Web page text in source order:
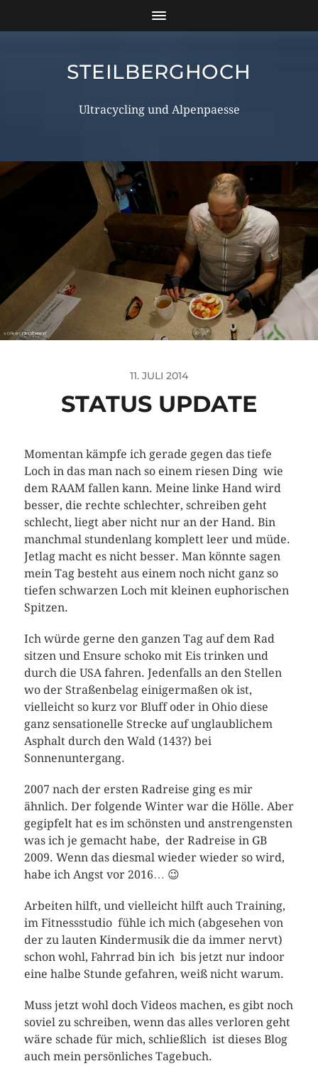
STEILBERGHOCH
Ultracycling und Alpenpaesse
11. JULI 2014
STATUS UPDATE
Momentan kämpfe ich gerade gegen das tiefe
Loch in das man nach so einem riesen Ding wie
dem RAAM fallen kann. Meine linke Hand wird
besser, die rechte schlechter, schreiben geht
schlecht, liegt aber nicht nur an der Hand. Bin
manchmal stundenlang komplett leer und müde.
Jetlag macht es nicht besser. Man könnte sagen
mein Tag besteht aus einem noch nicht ganz so
tiefen schwarzen Loch mit kleinen euphorischen
Spitzen.
Ich würde gerne den ganzen Tag auf dem Rad
sitzen und Ensure schoko mit Eis trinken und
durch die USA fahren. Jedenfalls an den Stellen
wo der Straßenbelag einigermaßen ok ist,
vielleicht so kurz vor Bluff oder in Ohio diese
ganz sensationelle Strecke auf unglaublichem
Asphalt durch den Wald (143?) bei
Sonnenuntergang.
2007 nach der ersten Radreise ging es mir
ähnlich. Der folgende Winter war die Hölle. Aber
gegipfelt hat es im schönsten und anstrengensten
was ich je gemacht habe, der Radreise in GB
2009. Wenn das diesmal wieder wieder so wird,
habe ich Angst vor 2016… 😉
Arbeiten hilft, und vielleicht hilft auch Training,
im Fitnessstudio fühle ich mich (abgesehen von
der zu lauten Kindermusik die da immer nervt)
schon wohl, Fahrrad bin ich bis jetzt nur indoor
eine halbe Stunde gefahren, weiß nicht warum.
Muss jetzt wohl doch Videos machen, es gibt noch
soviel zu schreiben, wenn das alles verloren geht
wäre schade für mich, schließlich ist dieses Blog
auch mein persönliches Tagebuch.